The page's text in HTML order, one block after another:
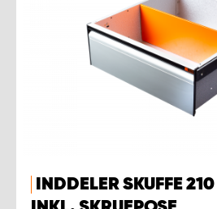
INDDELER SKUFFE